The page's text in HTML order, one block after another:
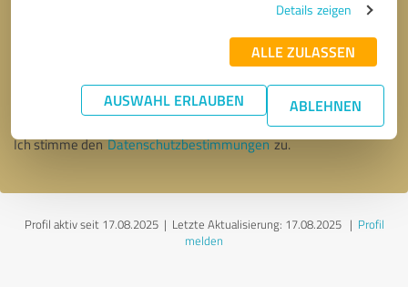
Details zeigen
ALLE ZULASSEN
AUSWAHL ERLAUBEN ABLEHNEN
* Erforderliche Angaben
Nachricht senden
Ich stimme denDatenschutzbestimmungenzu.
Profil aktiv seit 17.08.2025 | Letzte Aktualisierung: 17.08.2025| Profil
melden